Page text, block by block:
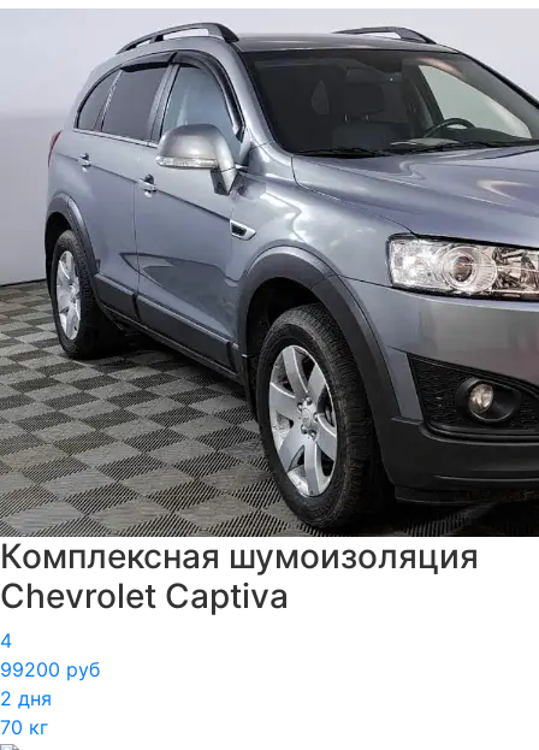
Комплексная шумоизоляция
Chevrolet Captiva
4
99200 руб
2 дня
70 кг